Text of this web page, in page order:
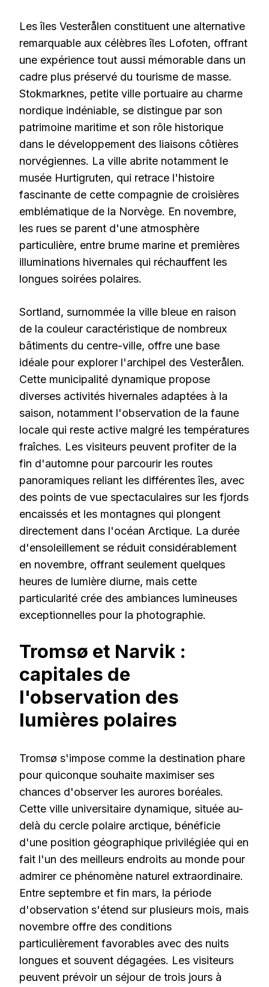
Les îles Vesterålen constituent une alternative
remarquable aux célèbres îles Lofoten, offrant
une expérience tout aussi mémorable dans un
cadre plus préservé du tourisme de masse.
Stokmarknes, petite ville portuaire au charme
nordique indéniable, se distingue par son
patrimoine maritime et son rôle historique
dans le développement des liaisons côtières
norvégiennes. La ville abrite notamment le
musée Hurtigruten, qui retrace l'histoire
fascinante de cette compagnie de croisières
emblématique de la Norvège. En novembre,
les rues se parent d'une atmosphère
particulière, entre brume marine et premières
illuminations hivernales qui réchauffent les
longues soirées polaires.
Sortland, surnommée la ville bleue en raison
de la couleur caractéristique de nombreux
bâtiments du centre-ville, offre une base
idéale pour explorer l'archipel des Vesterålen.
Cette municipalité dynamique propose
diverses activités hivernales adaptées à la
saison, notamment l'observation de la faune
locale qui reste active malgré les températures
fraîches. Les visiteurs peuvent profiter de la
fin d'automne pour parcourir les routes
panoramiques reliant les différentes îles, avec
des points de vue spectaculaires sur les fjords
encaissés et les montagnes qui plongent
directement dans l'océan Arctique. La durée
d'ensoleillement se réduit considérablement
en novembre, offrant seulement quelques
heures de lumière diurne, mais cette
particularité crée des ambiances lumineuses
exceptionnelles pour la photographie.
Tromsø et Narvik :
capitales de
l'observation des
lumières polaires
Tromsø s'impose comme la destination phare
pour quiconque souhaite maximiser ses
chances d'observer les aurores boréales.
Cette ville universitaire dynamique, située au-
delà du cercle polaire arctique, bénéficie
d'une position géographique privilégiée qui en
fait l'un des meilleurs endroits au monde pour
admirer ce phénomène naturel extraordinaire.
Entre septembre et fin mars, la période
d'observation s'étend sur plusieurs mois, mais
novembre offre des conditions
particulièrement favorables avec des nuits
longues et souvent dégagées. Les visiteurs
peuvent prévoir un séjour de trois jours à